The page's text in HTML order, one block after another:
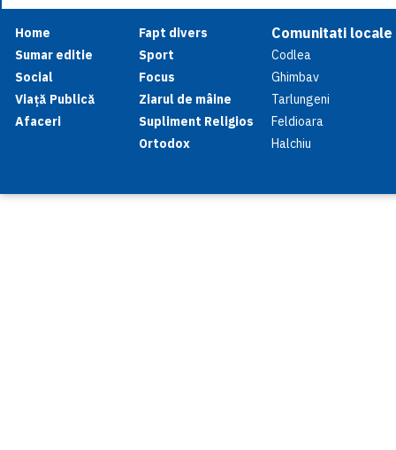
Home
Sumar editie
Social
Viață Publică
Afaceri
Fapt divers
Sport
Focus
Ziarul de mâine
Supliment Religios
Ortodox
Comunitati locale
Codlea
Ghimbav
Tarlungeni
Feldioara
Halchiu